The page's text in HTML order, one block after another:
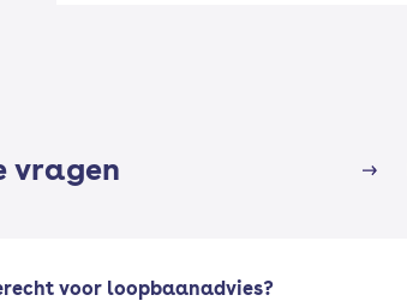
vragen
voor loopbaanadvies?